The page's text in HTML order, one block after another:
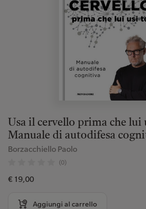
Usa il cervello prima che lui
Manuale di autodifesa
Borzacchiello Paolo
(0)
€ 19,00
Aggiungi al carrello